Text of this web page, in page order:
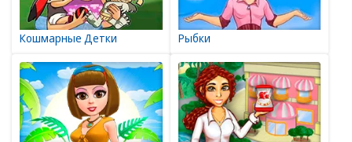
Кошмарные Детки Рыбки